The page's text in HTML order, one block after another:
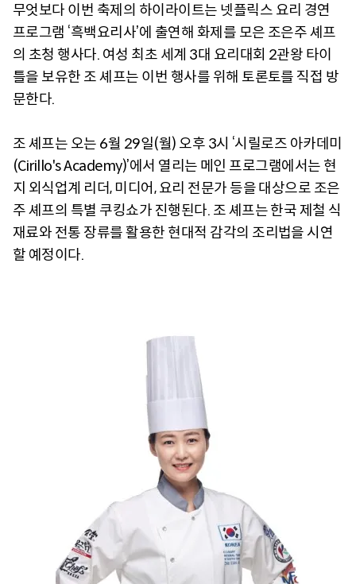
무엇보다 이번 축제의 하이라이트는 넷플릭스 요리 경연
프로그램 ‘흑백요리사’에 출연해 화제를 모은 조은주 셰프
의 초청 행사다. 여성 최초 세계 3대 요리대회 2관왕 타이
틀을 보유한 조 셰프는 이번 행사를 위해 토론토를 직접 방
문한다.
조 셰프는 오는 6월 29일(월) 오후 3시 ‘시릴로즈 아카데미
(Cirillo's Academy)’에서 열리는 메인 프로그램에서는 현
지 외식업계 리더, 미디어, 요리 전문가 등을 대상으로 조은
주 셰프의 특별 쿠킹쇼가 진행된다. 조 셰프는 한국 제철 식
재료와 전통 장류를 활용한 현대적 감각의 조리법을 시연
할 예정이다.